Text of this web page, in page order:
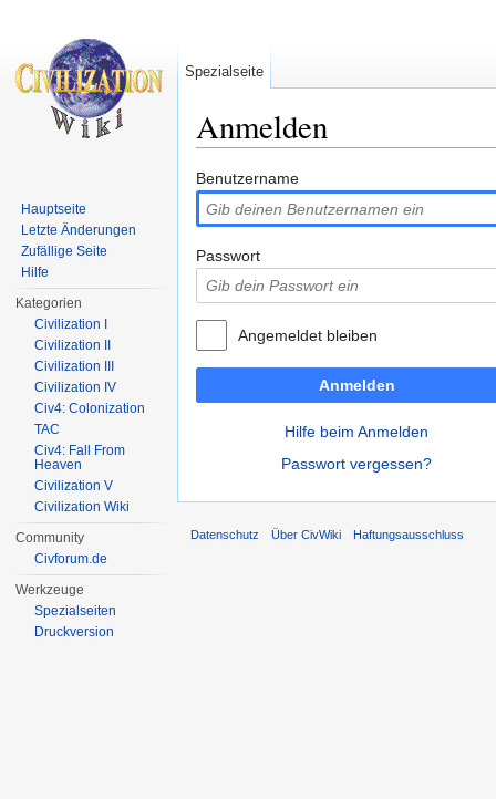
Anmelden
Benutzername
Passwort
Angemeldet bleiben
Anmelden
Hilfe beim Anmelden
Passwort vergessen?
Spezialseite
Hauptseite
Letzte Änderungen
Zufällige Seite
Hilfe
Kategorien
Civilization I
Civilization II
Civilization III
Civilization IV
Civ4: Colonization
TAC
Civ4: Fall From
Heaven
Civilization V
Civilization Wiki
Community
Civforum.de
Werkzeuge
Spezialseiten
Druckversion
Datenschutz Über CivWiki Haftungsausschluss